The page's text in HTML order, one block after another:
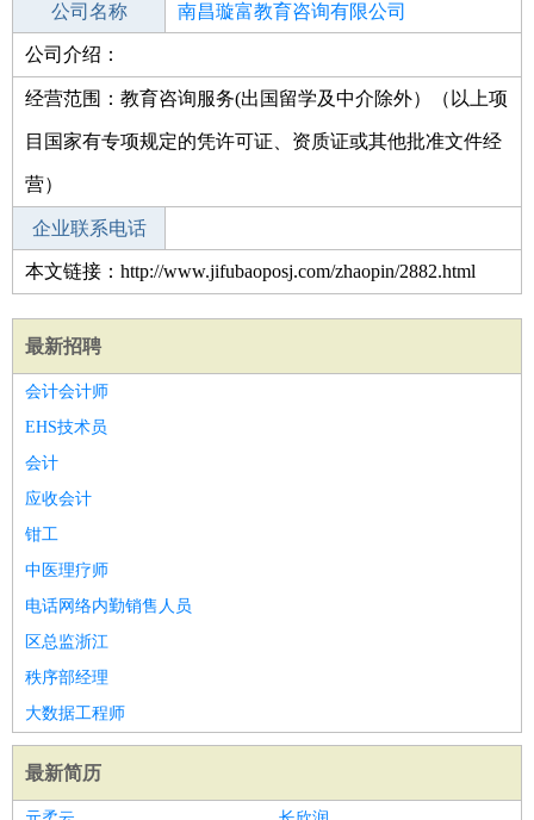
公司名称 南昌璇富教育咨询有限公司
公司类型
独资)
公司介绍：
经营范围：教育咨询服务(出国留学及中介除外）（以上项
目国家有专项规定的凭许可证、资质证或其他批准文件经
营）
企业联系电话
本文链接：http://www.jifubaoposj.com/zhaopin/2882.html
最新招聘
会计会计师
EHS技术员
会计
应收会计
钳工
中医理疗师
电话网络内勤销售人员
区总监浙江
秩序部经理
大数据工程师
最新简历